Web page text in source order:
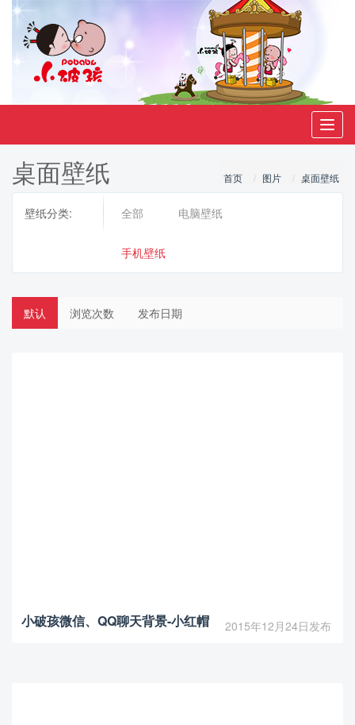
桌面壁纸 首页 图片 桌面壁纸
壁纸分类: 全部 电脑壁纸
手机壁纸
默认 浏览次数 发布日期
小破孩微信、QQ聊天背景-小红帽 2015年12月24日发布